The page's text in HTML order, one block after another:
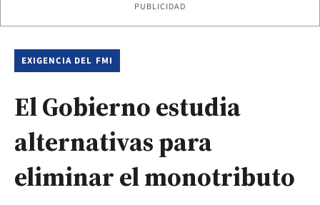
PUBLICIDAD
EXIGENCIA DEL FMI
El Gobierno estudia
alternativas para
eliminar el monotributo